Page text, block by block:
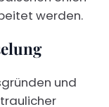
werden.
und